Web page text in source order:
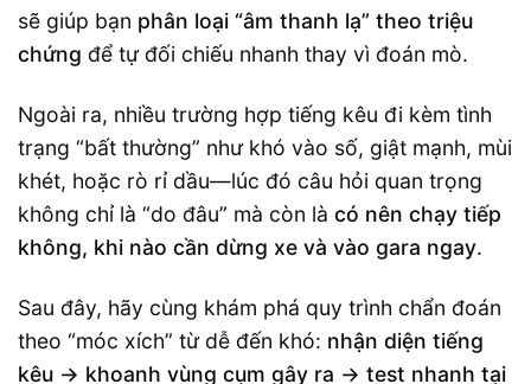
sẽ giúp bạn phân loại “âm thanh lạ” theo triệu
chứng để tự đối chiếu nhanh thay vì đoán mò.
Ngoài ra, nhiều trường hợp tiếng kêu đi kèm tình
trạng “bất thường” như khó vào số, giật mạnh, mùi
khét, hoặc rò rỉ dầu—lúc đó câu hỏi quan trọng
không chỉ là “do đâu” mà còn là có nên chạy tiếp
không, khi nào cần dừng xe và vào gara ngay.
Sau đây, hãy cùng khám phá quy trình chẩn đoán
theo “móc xích” từ dễ đến khó: nhận diện tiếng
kêu → khoanh vùng cụm gây ra → test nhanh tại